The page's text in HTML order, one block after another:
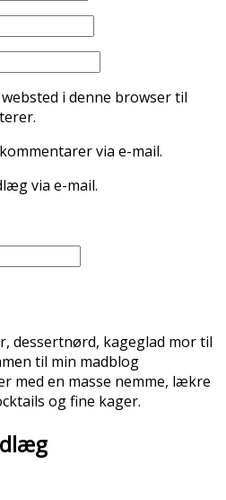
i denne browser til
via e-mail.
via e-mail.
dessertnørd, kageglad mor til
til min madblog
med en masse nemme, lækre
og fine kager.